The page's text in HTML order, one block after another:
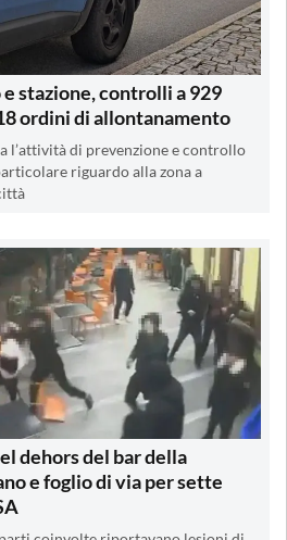
stazione, controlli a 929
ordini di allontanamento
l’attività di prevenzione e controllo
riguardo alla zona a
dehors del bar della
e foglio di via per sette